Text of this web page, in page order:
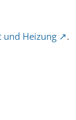
und Heizung .